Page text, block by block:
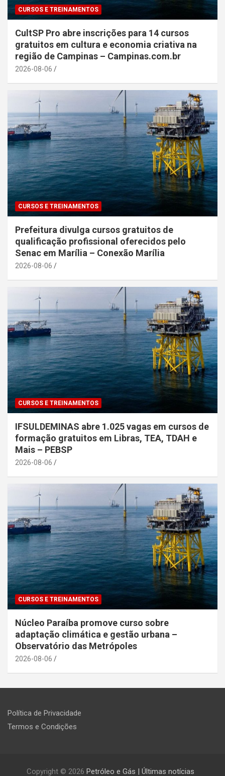
CURSOS E TREINAMENTOS
CultSP Pro abre inscrições para 14 cursos
gratuitos em cultura e economia criativa na
região de Campinas – Campinas.com.br
2026-08-06
CURSOS E TREINAMENTOS
Prefeitura divulga cursos gratuitos de
qualificação profissional oferecidos pelo
Senac em Marília – Conexão Marília
2026-08-06
CURSOS E TREINAMENTOS
IFSULDEMINAS abre 1.025 vagas em cursos de
formação gratuitos em Libras, TEA, TDAH e
Mais – PEBSP
2026-08-06
CURSOS E TREINAMENTOS
Núcleo Paraíba promove curso sobre
adaptação climática e gestão urbana –
Observatório das Metrópoles
2026-08-06
Política de Privacidade
Termos e Condições
Copyright © 2026 Petróleo e Gás | Últimas notícias